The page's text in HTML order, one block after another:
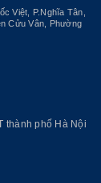
Việt, P.Nghĩa Tân,
Cửu Vân, Phường
thành phố Hà Nội